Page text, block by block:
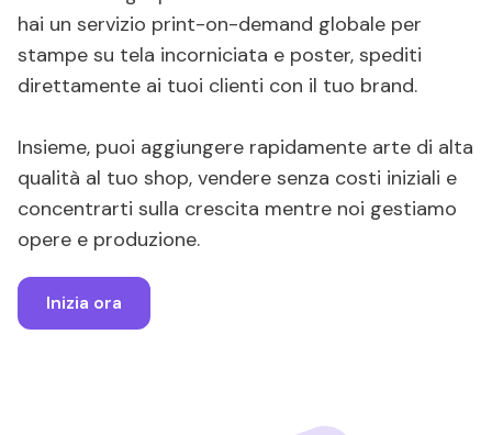
hai un servizio print-on-demand globale per
stampe su tela incorniciata e poster, spediti
direttamente ai tuoi clienti con il tuo brand.
Insieme, puoi aggiungere rapidamente arte di alta
qualità al tuo shop, vendere senza costi iniziali e
concentrarti sulla crescita mentre noi gestiamo
opere e produzione.
Inizia ora